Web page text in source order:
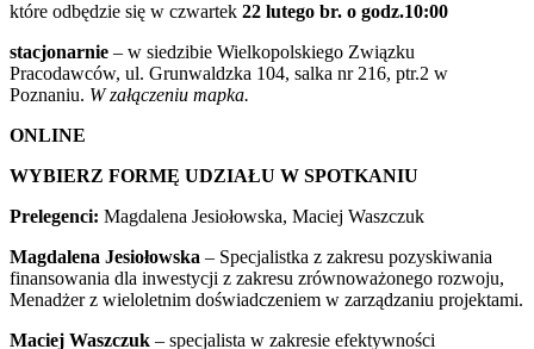
które odbędzie się w czwartek 22 lutego br. o godz.10:00
stacjonarnie – w siedzibie Wielkopolskiego Związku
Pracodawców, ul. Grunwaldzka 104, salka nr 216, ptr.2 w
Poznaniu. W załączeniu mapka.
ONLINE
WYBIERZ FORMĘ UDZIAŁU W SPOTKANIU
Prelegenci: Magdalena Jesiołowska, Maciej Waszczuk
Magdalena Jesiołowska – Specjalistka z zakresu pozyskiwania
finansowania dla inwestycji z zakresu zrównoważonego rozwoju,
Menadżer z wieloletnim doświadczeniem w zarządzaniu projektami.
Maciej Waszczuk – specjalista w zakresie efektywności